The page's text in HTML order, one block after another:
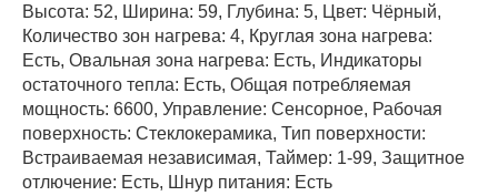
Высота: 52, Ширина: 59, Глубина: 5, Цвет: Чёрный,
Количество зон нагрева: 4, Круглая зона нагрева:
Есть, Овальная зона нагрева: Есть, Индикаторы
остаточного тепла: Есть, Общая потребляемая
мощность: 6600, Управление: Сенсорное, Рабочая
поверхность: Стеклокерамика, Тип поверхности:
Встраиваемая независимая, Таймер: 1-99, Защитное
отлючение: Есть, Шнур питания: Есть